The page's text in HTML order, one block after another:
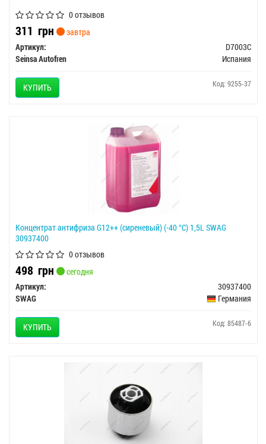
0 отзывов
311 грн
завтра
Артикул:
D7003C
Seinsa Autofren
Испания
КУПИТЬ Код: 9255-37
Концентрат антифриза G12++ (сиреневый) (-40 °C) 1,5L SWAG
30937400
0 отзывов
498 грн
сегодня
Артикул:
30937400
SWAG
Германия
КУПИТЬ Код: 85487-6